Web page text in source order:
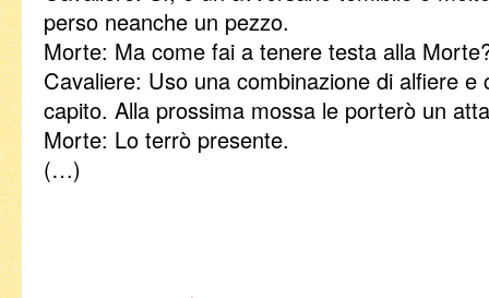
perso neanche un pezzo.
Morte: Ma come fai a tenere testa alla
Cavaliere: Uso una combinazione di alfiere
capito. Alla prossima mossa le porterò un
Morte: Lo terrò presente.
(…)